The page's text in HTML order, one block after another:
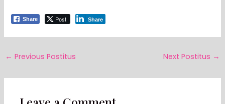
Share Post Share
← Previous Postitus Next Postitus →